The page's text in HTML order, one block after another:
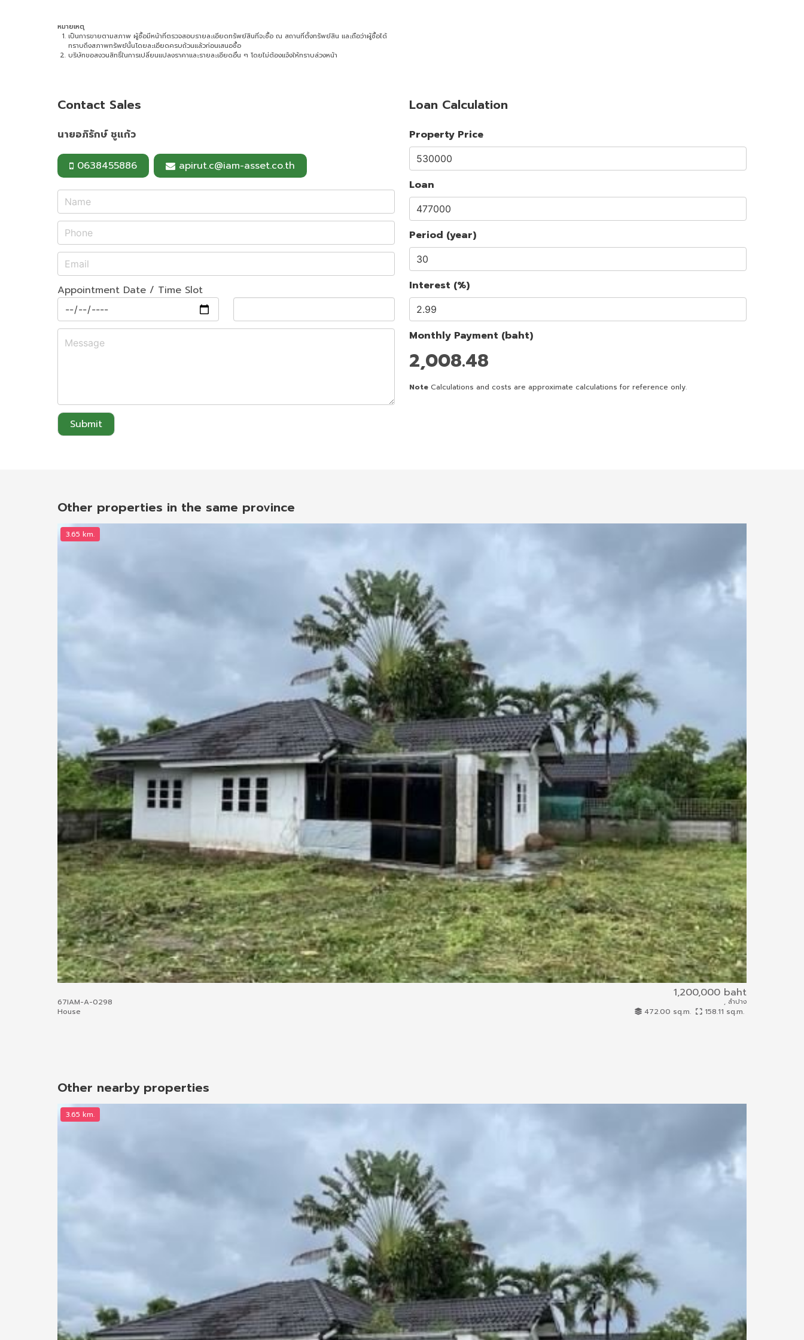
หมายเหตุ
เป็นการขายตามสภาพ ผู้ซื้อมีหน้าที่ตรวจสอบรายละเอียดทรัพย์สินที่จะซื้อ ณ สถานที่ตั้งทรัพย์สิน และถือว่าผู้ซื้อได้
ทราบถึงสภาพทรัพย์นั้นโดยละเอียดครบถ้วนแล้วก่อนเสนอซื้อ
บริษัทขอสงวนสิทธิ์ในการเปลี่ยนแปลงราคาและรายละเอียดอื่น ๆ โดยไม่ต้องแจ้งให้ทราบล่วงหน้า
Contact Sales
นายอภิรักษ์ ชูแก้ว
0638455886 apirut.c@iam-asset.co.th
Appointment Date / Time Slot
Submit
Loan Calculation
Property Price
Loan
Period (year)
Interest (%)
Monthly Payment (baht)
2,008.48
Note Calculations and costs are approximate calculations for reference only.
Other properties in the same province
3.65 km.
1,200,000 baht
67IAM-A-0298
House
, ลำปาง
472.00 sq.m. 158.11 sq.m.
Other nearby properties
3.65 km.